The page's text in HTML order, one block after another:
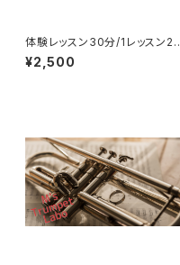
体験レッスン30分/1レッスン25
00円/ 初めての方のみ
¥2,500